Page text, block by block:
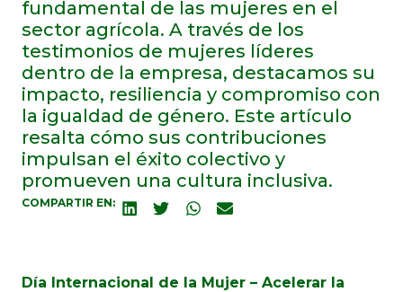
fundamental de las mujeres en el
sector agrícola. A través de los
testimonios de mujeres líderes
dentro de la empresa, destacamos su
impacto, resiliencia y compromiso con
la igualdad de género. Este artículo
resalta cómo sus contribuciones
impulsan el éxito colectivo y
promueven una cultura inclusiva.
COMPARTIR EN:
Día Internacional de la Mujer – Acelerar la